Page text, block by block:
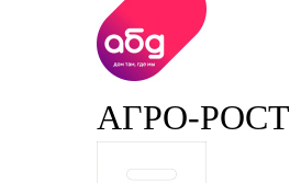
АГРО-РОСТ